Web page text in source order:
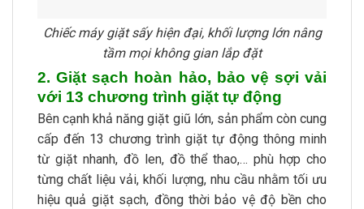
Chiếc máy giặt sấy hiện đại, khối lượng lớn nâng
tầm mọi không gian lắp đặt
2. Giặt sạch hoàn hảo, bảo vệ sợi vải
với 13 chương trình giặt tự động
Bên cạnh khả năng giặt giũ lớn, sản phẩm còn cung
cấp đến 13 chương trình giặt tự động thông minh
từ giặt nhanh, đồ len, đồ thể thao,… phù hợp cho
từng chất liệu vải, khối lượng, nhu cầu nhằm tối ưu
hiệu quả giặt sạch, đồng thời bảo vệ độ bền cho